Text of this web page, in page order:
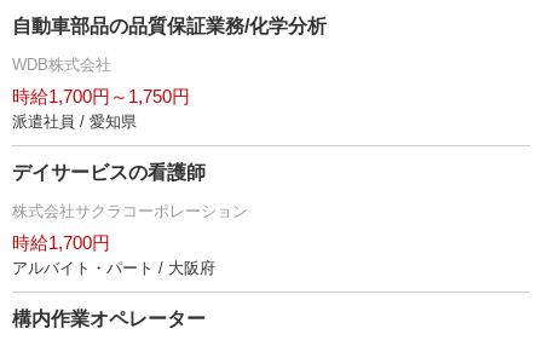
自動車部品の品質保証業務/化学分析
WDB株式会社
時給1,700円～1,750円
派遣社員 / 愛知県
デイサービスの看護師
株式会社サクラコーポレーション
時給1,700円
アルバイト・パート / 大阪府
構内作業オペレーター